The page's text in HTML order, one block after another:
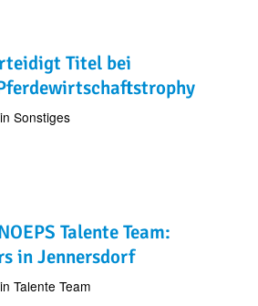
Titel bei
in Sonstiges
Talente Team:
in Jennersdorf
in Talente Team